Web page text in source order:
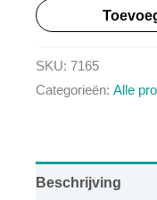
Pan1H
aantal
SKU: 7165
Categorieën: Alle
Beschrijving